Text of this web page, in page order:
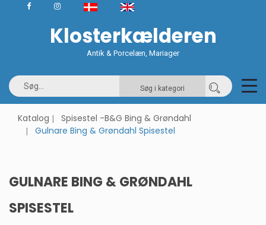
Klosterkælderen
Antik & Porcelæn, Mariager
Søg i kategori
Katalog
Spisestel -B&G Bing & Grøndahl
Gulnare Bing & Grøndahl Spisestel
GULNARE BING & GRØNDAHL
SPISESTEL